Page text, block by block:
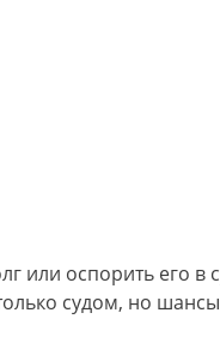
или оспорить его в
судом, но шансы